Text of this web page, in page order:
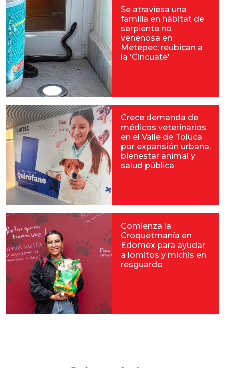
Se atraviesa una
familia en hábitat de
serpiente no
venenosa en
Metepec; reubican a
la 'Cincuate'
Crece demanda de
médicos veterinarios
en el Valle de Toluca
por expansión urbana,
bienestar animal y
salud pública
Comienza la
Croquetmanía en
Edomex para ayudar
a lomitos y michis en
resguardo